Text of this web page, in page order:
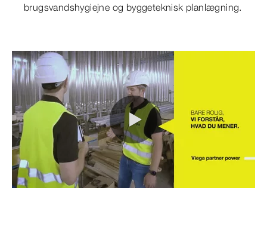
brugsvandshygiejne og byggeteknisk planlægning.
0:00 / 0:21